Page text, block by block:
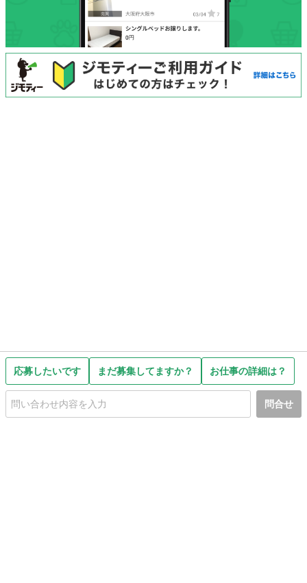
応募したいです まだ募集してますか？ お仕事の詳細は？
問合せ